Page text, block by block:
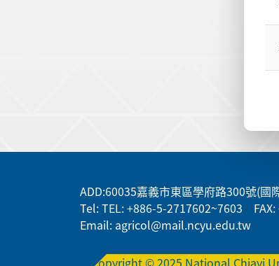
ADD:60035嘉義市東區學府路300號(國
Tel: TEL: +886-5-2717602~7603
Email: agricol@mail.ncyu.edu.tw
Copyright © 2025 National Chiayi